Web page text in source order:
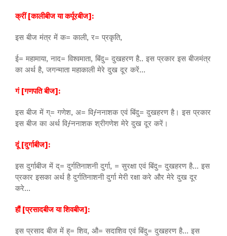
क्रीं [कालीबीज या कर्पूरबीज]:
इस बीज मंत्र में क= काली, र= प्रकृति,
ई= महामाया, नाद= विश्वमाता, बिंदु= दुखहरण है.. इस प्रकार इस बीजमंत्र
का अर्थ है, जगन्माता महाकाली मेरे दुख दूर करें…
गं [गणपति बीज]:
इस बीज में ग्= गणेश, अ= विƒननाशक एवं बिंदु= दुखहरण है। इस प्रकार
इस बीज का अर्थ विƒननाशक श्रीगणेश मेरे दुख दूर करें।
दूं [दुर्गाबीज]:
इस दुर्गाबीज में द्= दुर्गतिनाशनी दुर्गा, = सुरक्षा एवं बिंदु= दुखहरण है… इस
प्रकार इसका अर्थ है दुर्गतिनाशनी दुर्गा मेरी रक्षा करे और मेरे दुख दूर
करे…
हौं [प्रसादबीज या शिवबीज]:
इस प्रसाद बीज में ह्= शिव, औ= सदाशिव एवं बिंदु= दुखहरण है… इस